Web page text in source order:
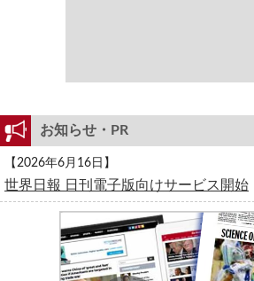
お知らせ・PR
【2026年6月16日】
世界日報 日刊電子版向けサービス開始